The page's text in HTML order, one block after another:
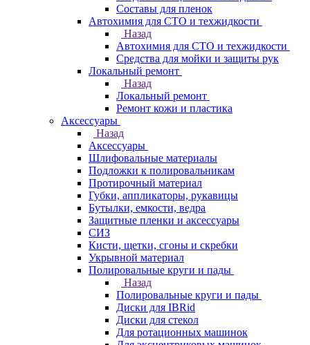
Составы для пленок
Автохимия для СТО и техжидкости
Назад
Автохимия для СТО и техжидкости
Средства для мойки и защиты рук
Локальный ремонт
Назад
Локальный ремонт
Ремонт кожи и пластика
Аксессуары
Назад
Аксессуары
Шлифовальные материалы
Подложки к полировальникам
Протирочный материал
Губки, аппликаторы, рукавицы
Бутылки, емкости, ведра
Защитные пленки и аксессуары
СИЗ
Кисти, щетки, сгоны и скребки
Укрывной материал
Полировальные круги и пады
Назад
Полировальные круги и пады
Диски для IBRid
Диски для стекол
Для ротационных машинок